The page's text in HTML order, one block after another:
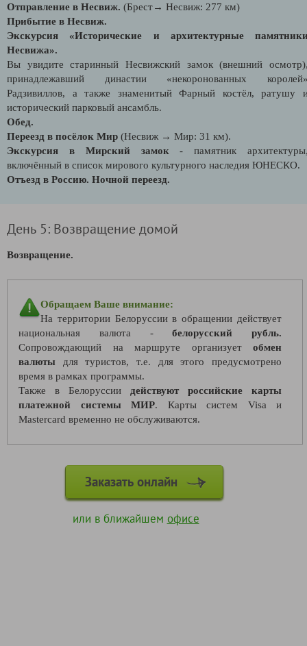
Отправление в Несвиж. (Брест→ Несвиж: 277 км)
Прибытие в Несвиж.
Экскурсия «Исторические и архитектурные
Несвижа».
Вы увидите старинный Несвижский замок (внешний
принадлежавший династии «некоронованных
Радзивиллов, а также знаменитый Фарный костёл, ратушу
исторический парковый ансамбль.
Обед.
Переезд в посёлок Мир (Несвиж → Мир: 31 км).
Экскурсия в Мирский замок - памятник
включённый в список мирового культурного наследия ЮНЕСКО.
Отъезд в Россию. Ночной переезд.
День 5: Возвращение домой
Возвращение.
Обращаем Ваше внимание:
На территории Белоруссии в обращении действует
национальная валюта -белорусский рубль.
Сопровождающий на маршруте организует обмен
валюты для туристов, т.е. для этого предусмотрено
время в рамках программы.
Также в Белоруссии действуют российские карты
платежной системы МИР. Карты систем Visa и
Mastercard временно не обслуживаются.
Заказать онлайн
или в ближайшем офисе